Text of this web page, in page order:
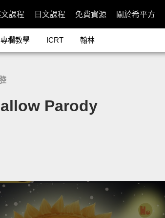
課程 日文課程 免費資源 關於希平方
專欄教學 ICRT 翰林
Parody